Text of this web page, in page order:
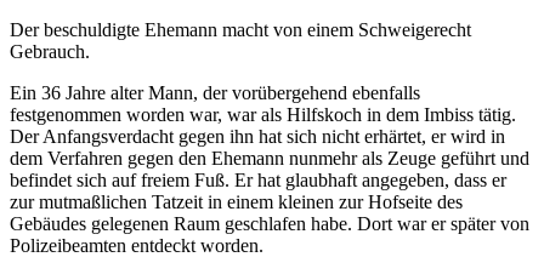
Der beschuldigte Ehemann macht von einem Schweigerecht
Gebrauch.
Ein 36 Jahre alter Mann, der vorübergehend ebenfalls
festgenommen worden war, war als Hilfskoch in dem Imbiss tätig.
Der Anfangsverdacht gegen ihn hat sich nicht erhärtet, er wird in
dem Verfahren gegen den Ehemann nunmehr als Zeuge geführt und
befindet sich auf freiem Fuß. Er hat glaubhaft angegeben, dass er
zur mutmaßlichen Tatzeit in einem kleinen zur Hofseite des
Gebäudes gelegenen Raum geschlafen habe. Dort war er später von
Polizeibeamten entdeckt worden.